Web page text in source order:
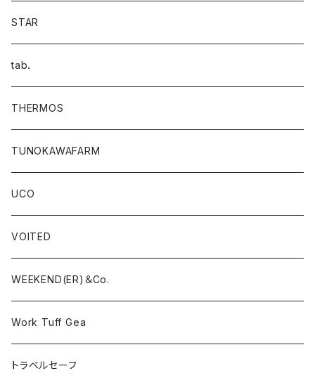
STAR
tab．
THERMOS
TUNOKAWAFARM
UCO
VOITED
WEEKEND(ER)＆Co.
Work Tuff Gea
トラベルセーフ